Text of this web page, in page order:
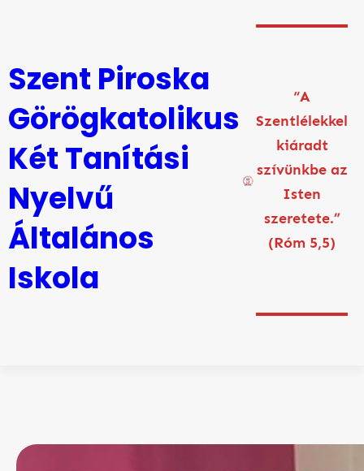
Szent Piroska
Görögkatolikus
Két Tanítási
Nyelvű
Általános
Iskola
“A
Szentlélekkel
kiáradt
szívünkbe az
Isten
szeretete.”
(Róm 5,5)